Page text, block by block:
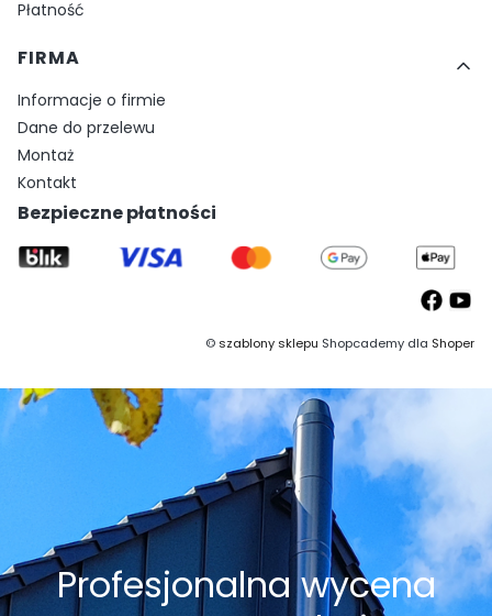
Płatność
FIRMA
Informacje o firmie
Dane do przelewu
Montaż
Kontakt
Bezpieczne płatności
©szablony sklepu Shopcademy dla Shoper
Profesjonalna wycena